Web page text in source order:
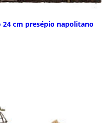
cm presépio napolitano